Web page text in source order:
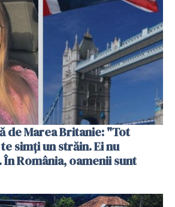
de Marea Britanie: "Tot
simți un străin. Ei nu
România, oamenii sunt